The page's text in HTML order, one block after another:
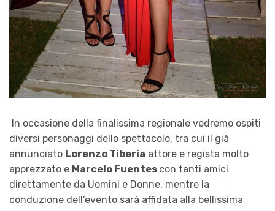
In occasione della finalissima regionale vedremo ospiti
diversi personaggi dello spettacolo, tra cui il già
annunciato Lorenzo Tiberia attore e regista molto
apprezzato e Marcelo Fuentes con tanti amici
direttamente da Uomini e Donne, mentre la
conduzione dell’evento sarà affidata alla bellissima